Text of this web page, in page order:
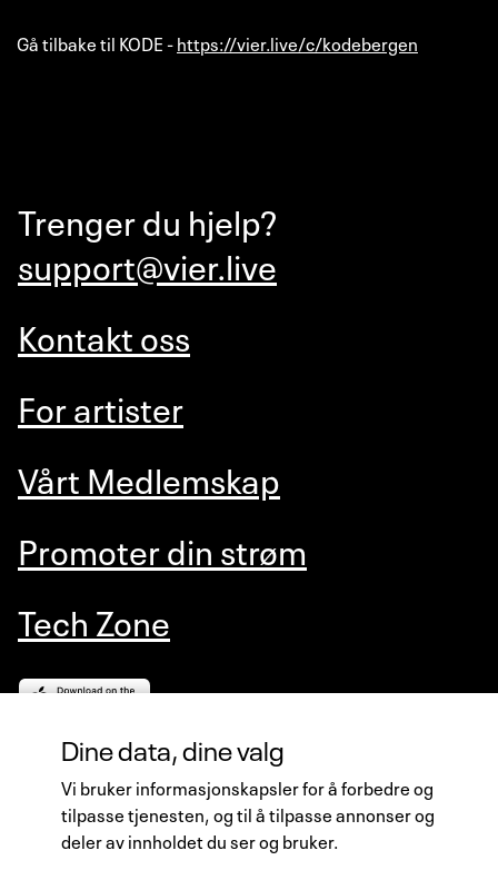
Dine data, dine valg
Vi bruker informasjonskapsler for å forbedre og
tilpasse tjenesten, og til å tilpasse annonser og
deler av innholdet du ser og bruker.
Gå tilbake til KODE -https://vier.live/c/kodebergen
Trenger du hjelp?
support@vier.live
Kontakt oss
For artister
Vårt Medlemskap
Promoter din strøm
Tech Zone
VIERLIVE AS
Gaustadalléen 21, 0349 Oslo, Norway